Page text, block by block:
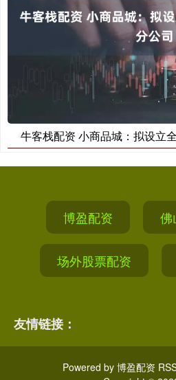
牛客栈配资 小商品城：拟设立
博盈配资 佛
场外股票配资
友情链接：
Powered by 博盈配资